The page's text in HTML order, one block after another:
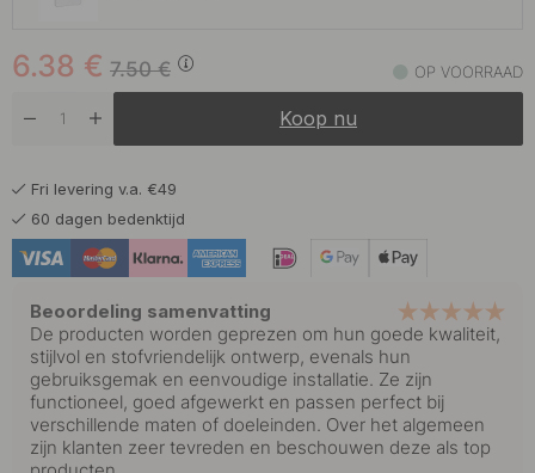
Chroom Op voorraad
Op voorraad
Mat Zwart
7.50€
6.38 € OP VOORRAAD
Koop nu
Fri levering v.a. €49
60 dagen bedenktijd
Beoordeling samenvatting
De producten worden geprezen om hun goede kwaliteit,
stijlvol en stofvriendelijk ontwerp, evenals hun
gebruiksgemak en eenvoudige installatie. Ze zijn
functioneel, goed afgewerkt en passen perfect bij
verschillende maten of doeleinden. Over het algemeen
zijn klanten zeer tevreden en beschouwen deze als top